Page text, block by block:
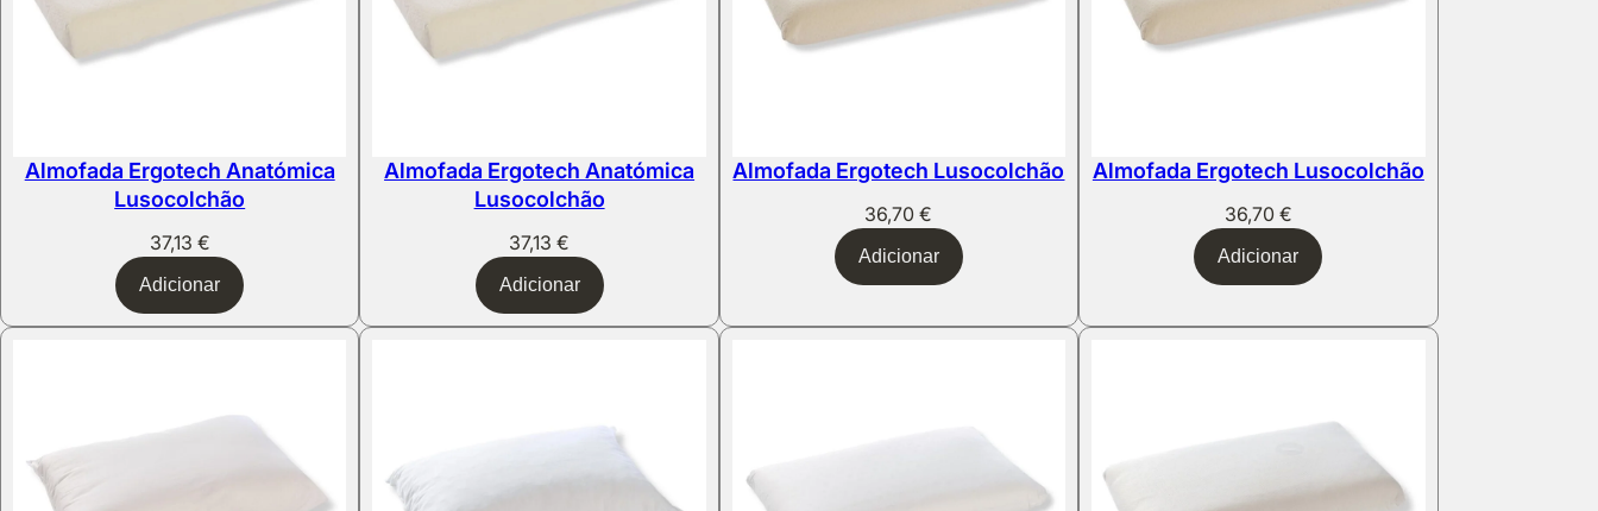
Almofada Ergotech Anatómica
Lusocolchão
37,13 €
Adicionar
Almofada Ergotech Anatómica
Lusocolchão
37,13€
Adicionar
Almofada Ergotech Lusocolchão
36,70€
Adicionar
Almofada Ergotech Lusocolchão
36,70 €
Adicionar